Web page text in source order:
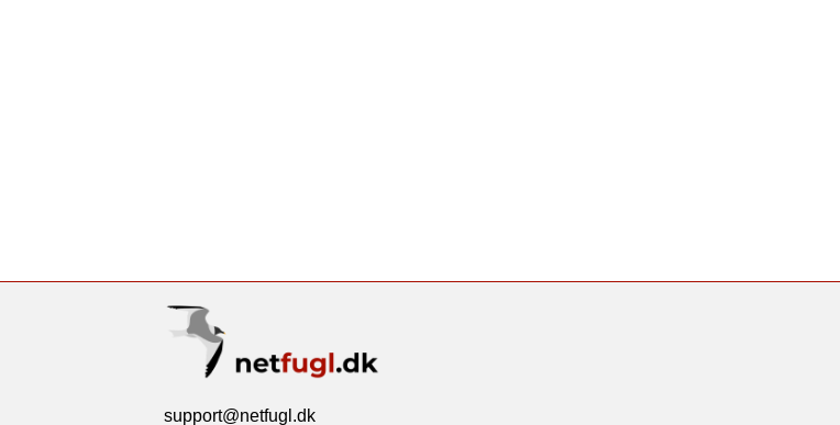
support@netfugl.dk